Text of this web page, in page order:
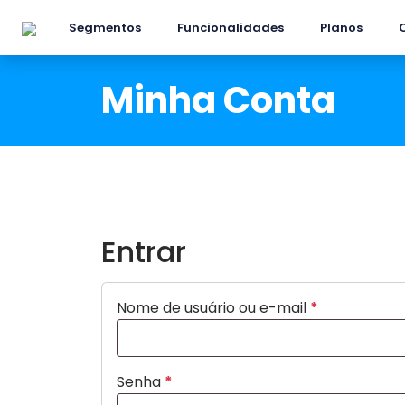
Segmentos Funcionalidades Planos
Minha Conta
Entrar
Nome de usuário ou e-mail *
Senha *